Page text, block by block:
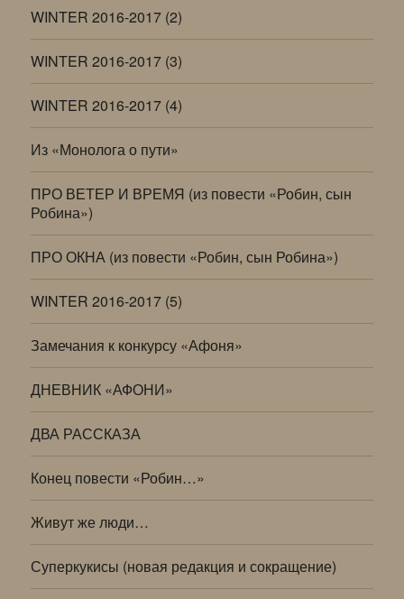
WINTER 2016-2017 (2)
WINTER 2016-2017 (3)
WINTER 2016-2017 (4)
Из «Монолога о пути»
ПРО ВЕТЕР И ВРЕМЯ (из повести «Робин, сын
Робина»)
ПРО ОКНА (из повести «Робин, сын Робина»)
WINTER 2016-2017 (5)
Замечания к конкурсу «Афоня»
ДНЕВНИК «АФОНИ»
ДВА РАССКАЗА
Конец повести «Робин…»
Живут же люди…
Суперкукисы (новая редакция и сокращение)